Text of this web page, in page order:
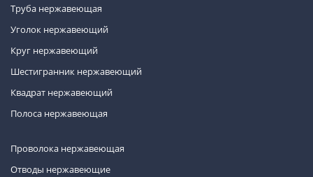
Труба нержавеющая
Уголок нержавеющий
Круг нержавеющий
Шестигранник нержавеющий
Квадрат нержавеющий
Полоса нержавеющая
Проволока нержавеющая
Отводы нержавеющие